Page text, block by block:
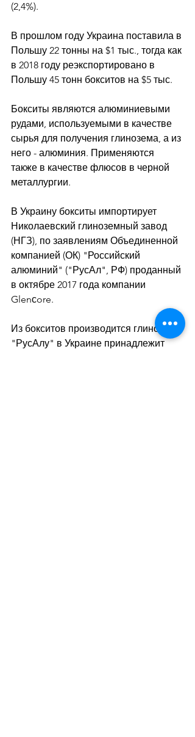
(2,4%).
В прошлом году Украина поставила в
Польшу 22 тонны на $1 тыс., тогда как
в 2018 году реэкспортировано в
Польшу 45 тонн бокситов на $5 тыс.
Бокситы являются алюминиевыми
рудами, используемыми в качестве
сырья для получения глинозема, а из
него - алюминия. Применяются
также в качестве флюсов в черной
металлургии.
В Украину бокситы импортирует
Николаевский глиноземный завод
(НГЗ), по заявлениям Объединенной
компанией (ОК) "Российский
алюминий" ("РусАл", РФ) проданный
в октябре 2017 года компании
Glenсore.
Из бокситов производится глинозем.
"РусАлу" в Украине принадлежит